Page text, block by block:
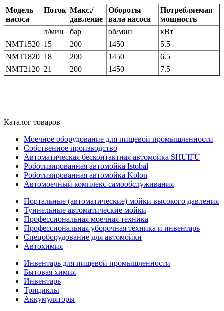
Модель
насоса
Поток Макс./
давление
Обороты
вала насоса
Потребляемая
мощность
л/мин
бар об/мин
кВт
NMT1520 15 200 1450
5.5
NMT1820 18 200 1450
6.5
NMT2120 21 200 1450 7.5
Каталог товаров
Моечное оборудование для пищевой промышленности
Собственное производство
Автоматическая бесконтактная автомойка SHUIFU
Роботизированная автомойка Istobal
Роботизированная автомойка Kolon
Автомоечный комплекс самообслуживания
Портальные (автоматические) мойки высокого давления
Туннельные автоматические мойки
Профессиональная моечная техника
Профессиональная уборочная техника и инвентарь
Спецоборудование для автомойки
Автохимия
Инвентарь для пищевой промышленности
Бытовая химия
Инвентарь
Трициклы
Аккумуляторы